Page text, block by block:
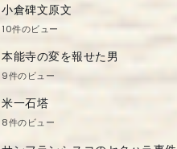
小倉碑文原文
10件のビュー
本能寺の変を報せた男
9件のビュー
米一石塔
8件のビュー